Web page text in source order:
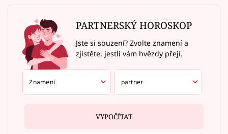
PARTNERSKÝ HOROSKOP
Jste si souzení? Zvolte znamení a
zjistěte, jestli vám hvězdy přejí.
VYPOČÍTAT